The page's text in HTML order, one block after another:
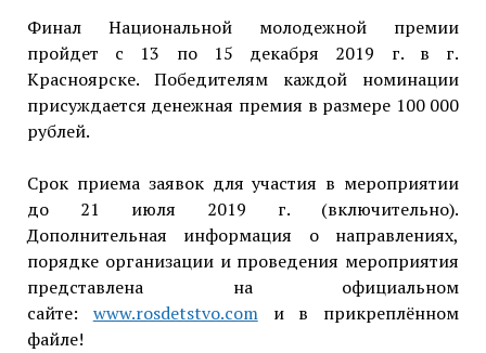
Финал Национальной молодежной премии
пройдет с 13 по 15 декабря 2019 г. в г.
Красноярске. Победителям каждой номинации
присуждается денежная премия в размере 100 000
рублей.
Срок приема заявок для участия в мероприятии
до 21 июля 2019 г. (включительно).
Дополнительная информация о направлениях,
порядке организации и проведения мероприятия
представлена на официальном
сайте: www.rosdetstvo.comи в прикреплённом
файле!